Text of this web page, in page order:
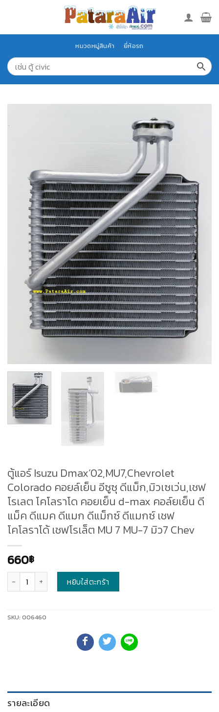
หมวดหมู่สินค้า ยี่ห้อรถ
ตู้แอร์ Isuzu Dmax’02,MU7,Chevrolet
Colorado คอยล์เย็น อีซูซุ ดีแม็ก,มิวเซเว่น,เชฟ
โรเลต โคโลราโด คอยเย็น d-max คอล์ยเย็น ดี
แม็ค ดีแมค ดีแมก ดีแม็กซ์ ดีแมกซ์ เชฟ
โคโลราโด้ เชฟโรเล็ต MU 7 MU-7 มิว7 Chev
660฿
หยิบใส่ตะกร้า
SKU: 006460
รายละเอียด